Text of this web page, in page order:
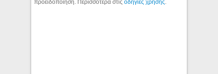
προειδοποίηση. Περισσότερα στιςοδηγίες χρήσης